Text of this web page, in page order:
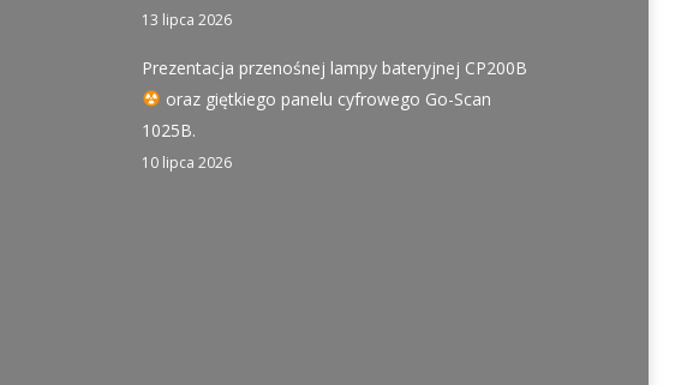
13 lipca 2026
Prezentacja przenośnej lampy bateryjnej CP200B
oraz giętkiego panelu cyfrowego Go-Scan
1025B.
10 lipca 2026